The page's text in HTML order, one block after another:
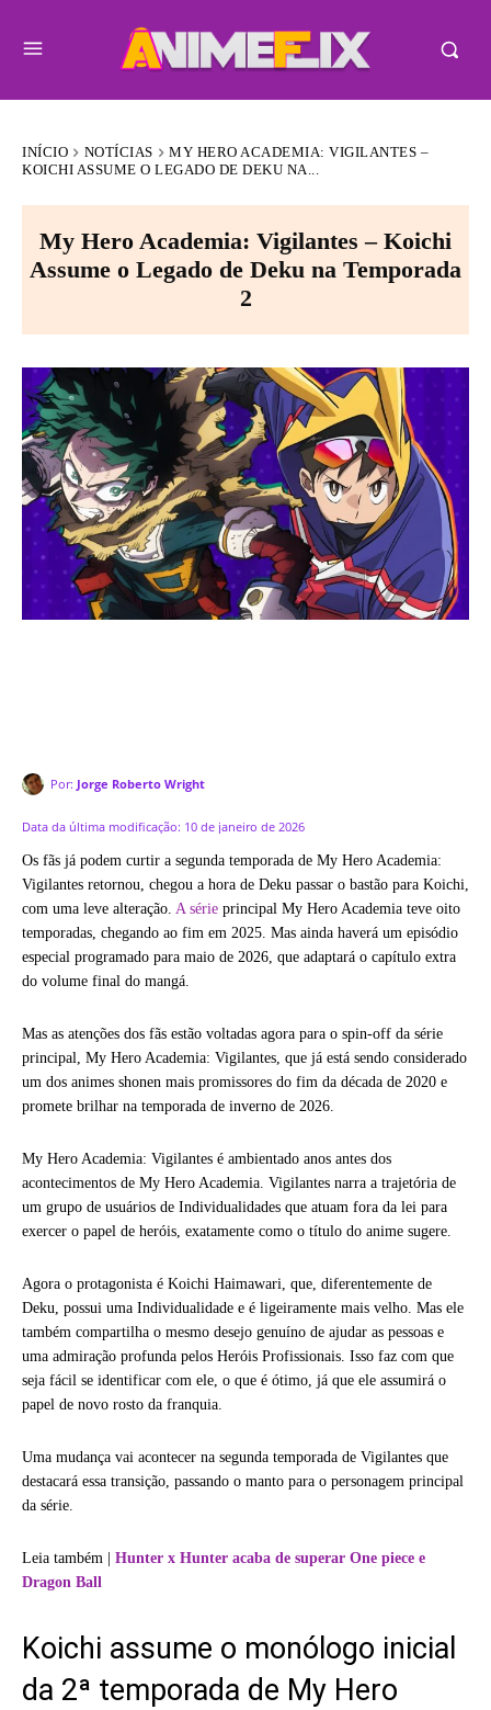
INÍCIO NOTÍCIAS
MY HERO ACADEMIA: VIGILANTES –
KOICHI ASSUME O LEGADO DE DEKU NA...
My Hero Academia: Vigilantes – Koichi
Assume o Legado de Deku na Temporada
2
Por: Jorge Roberto Wright
Data da última modificação: 10 de janeiro de 2026
Os fãs já podem curtir a segunda temporada de My Hero Academia:
Vigilantes retornou, chegou a hora de Deku passar o bastão para Koichi,
com uma leve alteração. A série principal My Hero Academia teve oito
temporadas, chegando ao fim em 2025. Mas ainda haverá um episódio
especial programado para maio de 2026, que adaptará o capítulo extra
do volume final do mangá.
Mas as atenções dos fãs estão voltadas agora para o spin-off da série
principal, My Hero Academia: Vigilantes, que já está sendo considerado
um dos animes shonen mais promissores do fim da década de 2020 e
promete brilhar na temporada de inverno de 2026.
My Hero Academia: Vigilantes é ambientado anos antes dos
acontecimentos de My Hero Academia. Vigilantes narra a trajetória de
um grupo de usuários de Individualidades que atuam fora da lei para
exercer o papel de heróis, exatamente como o título do anime sugere.
Agora o protagonista é Koichi Haimawari, que, diferentemente de
Deku, possui uma Individualidade e é ligeiramente mais velho. Mas ele
também compartilha o mesmo desejo genuíno de ajudar as pessoas e
uma admiração profunda pelos Heróis Profissionais. Isso faz com que
seja fácil se identificar com ele, o que é ótimo, já que ele assumirá o
papel de novo rosto da franquia.
Uma mudança vai acontecer na segunda temporada de Vigilantes que
destacará essa transição, passando o manto para o personagem principal
da série.
Leia também | Hunter x Hunter acaba de superar One piece e
Dragon Ball
Koichi assume o monólogo inicial
da 2ª temporada de My Hero